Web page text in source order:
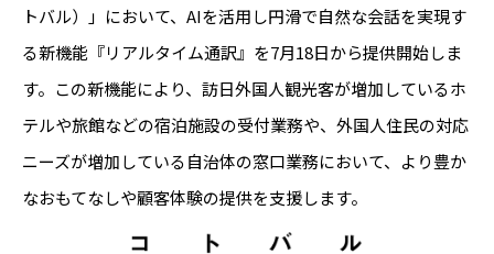
トバル）」において、AIを活用し円滑で自然な会話を実現す
る新機能『リアルタイム通訳』を7月18日から提供開始しま
す。この新機能により、訪日外国人観光客が増加しているホ
テルや旅館などの宿泊施設の受付業務や、外国人住民の対応
ニーズが増加している自治体の窓口業務において、より豊か
なおもてなしや顧客体験の提供を支援します。